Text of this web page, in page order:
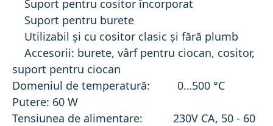
Suport pentru cositor încorporat
Suport pentru burete
Utilizabil şi cu cositor clasic şi fără plumb
Accesorii: burete, vârf pentru ciocan, cositor,
suport pentru ciocan
Domeniul de temperatură: 0…500 °C
Putere: 60 W
Tensiunea de alimentare: 230V CA, 50 - 60